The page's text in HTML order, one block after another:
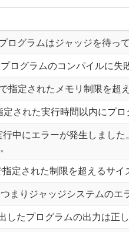
ログラムはジャッジを待っ
ログラムのコンパイルに失
指定されたメモリ制限を超
定された実行時間以内にプ
行中にエラーが発生しまし
定された制限を超えるサイ
まりジャッジシステムのエ
したプログラムの出力は正